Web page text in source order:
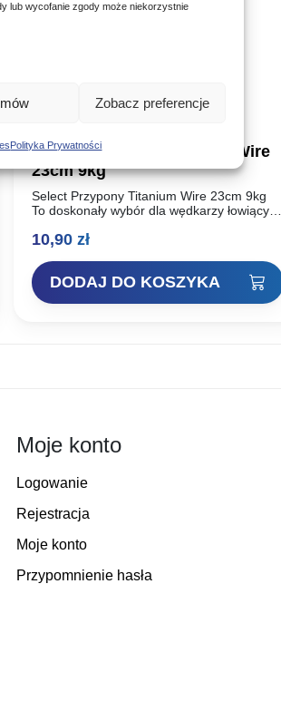
lub wycofanie zgody może niekorzystnie
Zobacz preferencje
Polityka Prywatności
Select Przypony Titanium Wire
23cm 9kg
Select Przypony Titanium Wire 23cm 9kg
To doskonały wybór dla wędkarzy łowiących
przynęty i pewność holu mają kluczowe
10,90zł
DODAJ DO KOSZYKA
Moje konto
Logowanie
Rejestracja
Moje konto
Przypomnienie hasła